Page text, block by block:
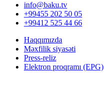
info@baku.tv
+99455 202 50 05
+99412 525 44 66
Haqqımızda
Məxfilik siyasəti
Press-reliz
Elektron proqramı (EPG)